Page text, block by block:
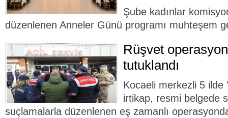
Şube kadınlar
düzenlenen Anneler Günü programı muhteşem
Rüşvet
tutuklandı
Kocaeli merkezli 5
irtikap, resmi belgede
suçlamalarla düzenlenen eş zamanlı